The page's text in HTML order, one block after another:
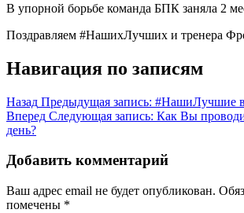
В упорной борьбе команда БПК заняла 2
Поздравляем #НашихЛучших и тренера
Навигация по записям
Назад Предыдущая запись: #НашиЛучшие в
Вперед Следующая запись: Как Вы
день?
Добавить комментарий
Ваш адрес email не будет опубликован.
помечены *